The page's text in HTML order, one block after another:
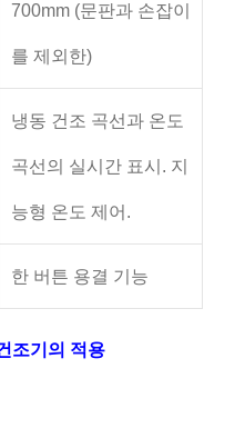
700mm (문판과 손잡이
를 제외한)
냉동 건조 곡선과 온도
곡선의 실시간 표시. 지
능형 온도 제어.
한 버튼 용결 기능
조기의 적용